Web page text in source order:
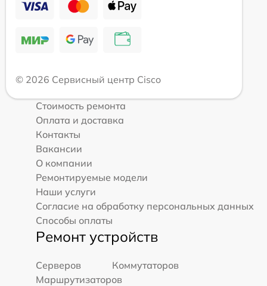
© 2026 Сервисный центр Cisco
Стоимость ремонта
Оплата и доставка
Контакты
Вакансии
О компании
Ремонтируемые модели
Наши услуги
Согласие на обработку персональных данных
Способы оплаты
Ремонт устройств
Серверов
Коммутаторов
Маршрутизаторов